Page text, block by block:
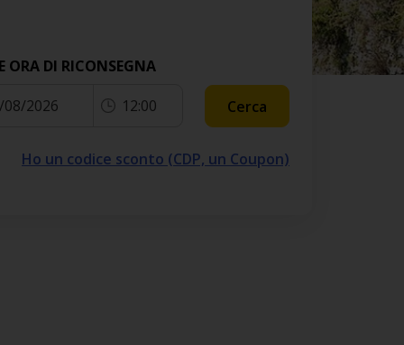
ORA DI RICONSEGNA
08/2026 12:00 Cerca
Ho un codice sconto (CDP, un Coupon)